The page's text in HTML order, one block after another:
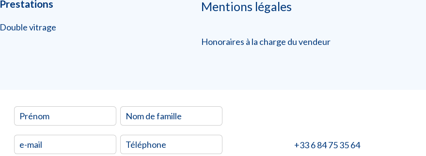
Prestations
Double vitrage
Mentions légales
Honoraires à la charge du vendeur
+33 6 84 75 35 64